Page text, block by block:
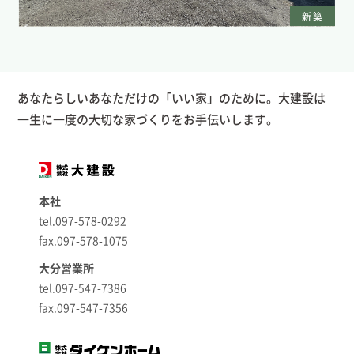
新築
あなたらしいあなただけの「いい家」のために。大建設は
一生に一度の大切な家づくりをお手伝いします。
本社
tel.097-578-0292
fax.097-578-1075
大分営業所
tel.097-547-7386
fax.097-547-7356